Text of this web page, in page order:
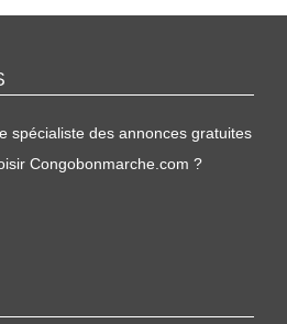
spécialiste des annonces gratuites
Congobonmarche.com ?